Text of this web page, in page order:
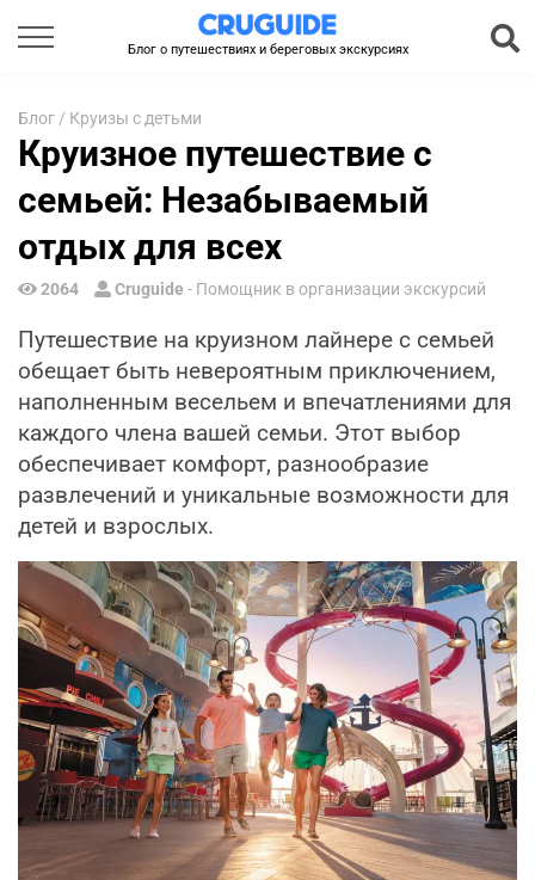
Блог о путешествиях и береговых экскурсиях
Блог / Круизы с детьми
Круизное путешествие с
семьей: Незабываемый
отдых для всех
2064 Cruguide - Помощник в организации экскурсий
Путешествие на круизном лайнере с семьей
обещает быть невероятным приключением,
наполненным весельем и впечатлениями для
каждого члена вашей семьи. Этот выбор
обеспечивает комфорт, разнообразие
развлечений и уникальные возможности для
детей и взрослых.